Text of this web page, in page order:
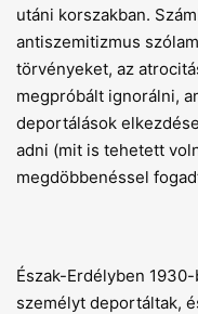
utáni korszakban.
antiszemitizmus
törvényeket, az
megpróbált ignorálni,
deportálások
adni (mit is tehetett
megdöbbenéssel
Észak-Erdélyben
személyt deportáltak,